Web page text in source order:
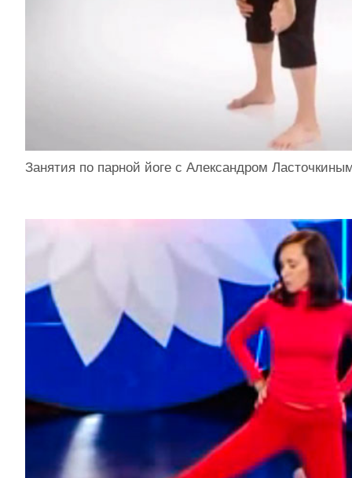
Занятия по парной йоге с Александром